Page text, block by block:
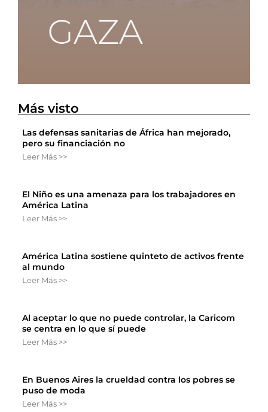
Más visto
Las defensas sanitarias de África han mejorado,
pero su financiación no
Leer Más >>
El Niño es una amenaza para los trabajadores en
América Latina
Leer Más >>
América Latina sostiene quinteto de activos frente
al mundo
Leer Más >>
Al aceptar lo que no puede controlar, la Caricom
se centra en lo que sí puede
Leer Más >>
En Buenos Aires la crueldad contra los pobres se
puso de moda
Leer Más >>